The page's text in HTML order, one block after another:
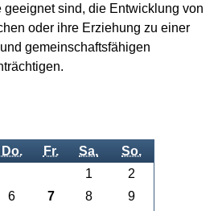
geeignet sind, die Entwicklung von
oder ihre Erziehung zu einer
gemeinschaftsfähigen
Do. Fr. Sa. So.
1
2
6 7 8
9